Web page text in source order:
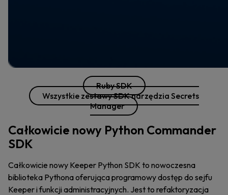
Ruby SDK
Wszystkie zestawy SDK narzędzia Secrets
Manager
Całkowicie nowy Python Commander
SDK
Całkowicie nowy Keeper Python SDK to nowoczesna
biblioteka Pythona oferująca programowy dostęp do sejfu
Keeper i funkcji administracyjnych. Jest to refaktoryzacja